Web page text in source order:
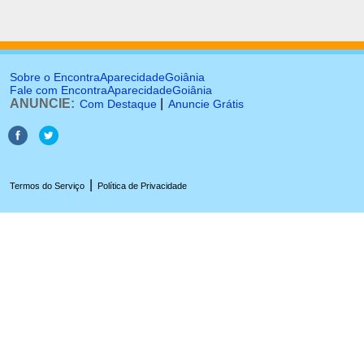
Sobre o EncontraAparecidadeGoiânia
Fale com EncontraAparecidadeGoiânia
ANUNCIE: Com Destaque Anuncie Grátis
Termos do Serviço Política de Privacidade